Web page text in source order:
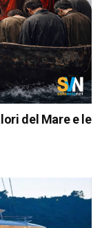
del Mare e le